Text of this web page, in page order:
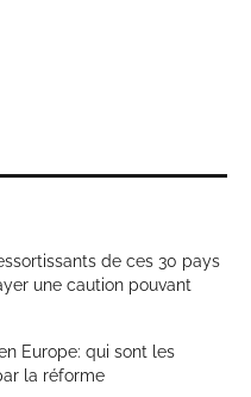
de ces 30 pays
une caution pouvant
Europe: qui sont les
la réforme